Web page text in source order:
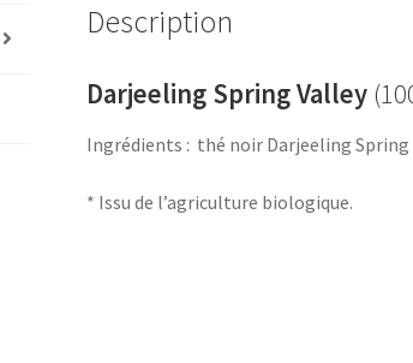
Description
Darjeeling Spring Valley
Ingrédients : thé noir Darjeeling Spring
* Issu de l’agriculture biologique.